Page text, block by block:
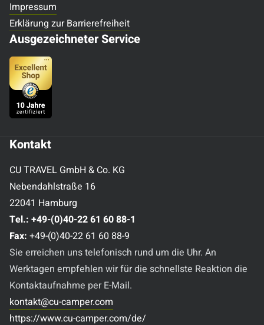
Impressum
Erklärung zur Barrierefreiheit
Ausgezeichneter Service
Kontakt
CU TRAVEL GmbH & Co. KG
Nebendahlstraße 16
22041 Hamburg
Tel.: +49-(0)40-22 61 60 88-1
Fax: +49-(0)40-22 61 60 88-9
Sie erreichen uns telefonisch rund um die Uhr. An
Werktagen empfehlen wir für die schnellste Reaktion die
Kontaktaufnahme per E-Mail.
kontakt@cu-camper.com
https://www.cu-camper.com/de/